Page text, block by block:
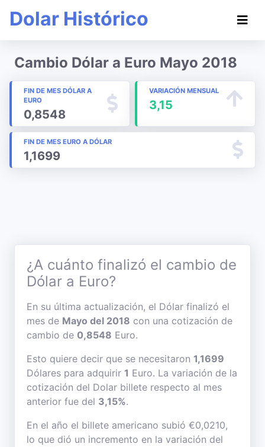
Dolar Histórico
Cambio Dólar a Euro Mayo 2018
FIN DE MES DÓLAR A
EURO
0,8548
VARIACIÓN MENSUAL
3,15
FIN DE MES EURO A DÓLAR
1,1699
¿A cuánto finalizó el cambio de
Dólar a Euro?
En su última actualización, el Dólar finalizó el
mes de Mayo del 2018 con una cotización de
cambio de 0,8548 Euro.
Esto quiere decir que se necesitaron 1,1699
Dólares para adquirir 1 Euro. La variación de la
cotización del Dolar billete respecto al mes
anterior fue del 3,15%.
En el año el billete americano subió €0,0210,
lo que dió un incremento en la variación del